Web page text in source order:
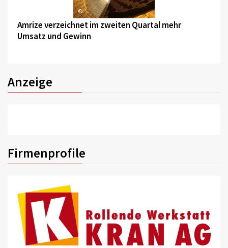
©
Amrize verzeichnet im zweiten Quartal mehr
Umsatz und Gewinn
Anzeige
Firmenprofile